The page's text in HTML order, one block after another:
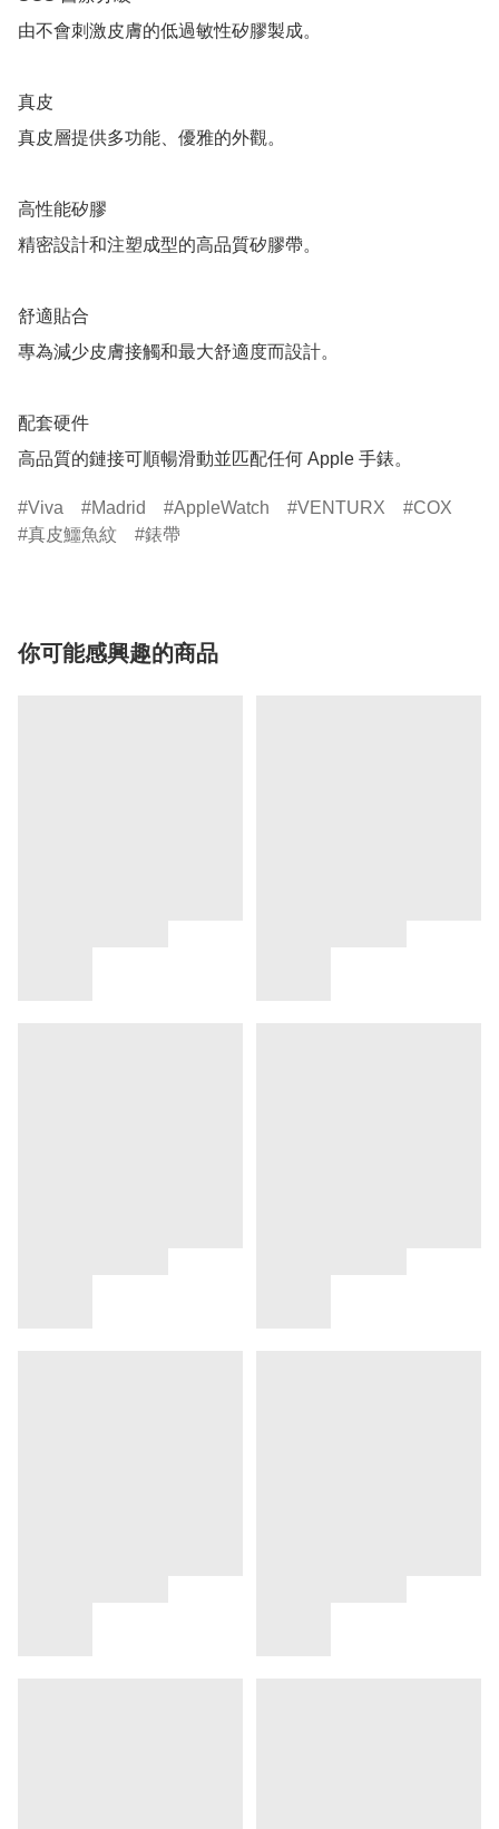
由不會刺激皮膚的低過敏性矽膠製成。
真皮
真皮層提供多功能、優雅的外觀。
高性能矽膠
精密設計和注塑成型的高品質矽膠帶。
舒適貼合
專為減少皮膚接觸和最大舒適度而設計。
配套硬件
高品質的鏈接可順暢滑動並匹配任何 Apple 手錶。
Viva Madrid AppleWatch VENTURX
COX
真皮鱷魚紋
錶帶
你可能感興趣的商品